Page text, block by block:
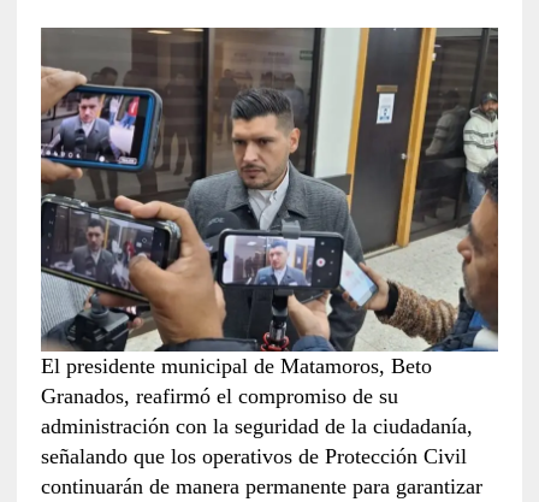
El presidente municipal de Matamoros, Beto
Granados, reafirmó el compromiso de su
administración con la seguridad de la ciudadanía,
señalando que los operativos de Protección Civil
continuarán de manera permanente para garantizar